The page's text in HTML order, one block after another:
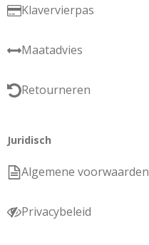
Klavervierpas
Maatadvies
Retourneren
Juridisch
Algemene voorwaarden
Privacybeleid